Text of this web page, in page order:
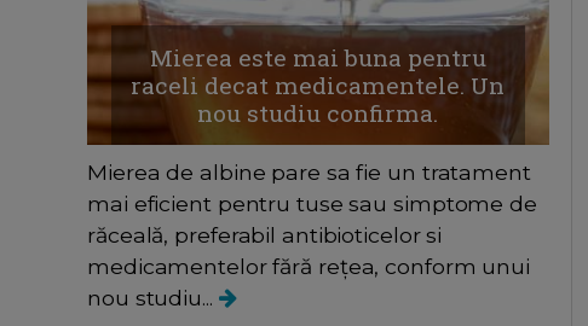
Mierea este mai buna pentru
raceli decat medicamentele. Un
nou studiu confirma.
Mierea de albine pare sa fie un tratament
mai eficient pentru tuse sau simptome de
răceală, preferabil antibioticelor si
medicamentelor fără rețea, conform unui
nou studiu...